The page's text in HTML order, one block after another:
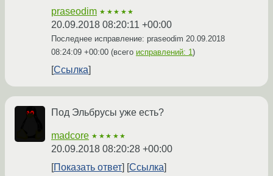
praseodim ★★★★★
20.09.2018 08:20:11 +00:00
Последнее исправление: praseodim 20.09.2018
08:24:09 +00:00 (всего исправлений: 1)
Ссылка
Под Эльбрусы уже есть?
madcore ★★★★★
20.09.2018 08:20:28 +00:00
Показать ответ
Ссылка